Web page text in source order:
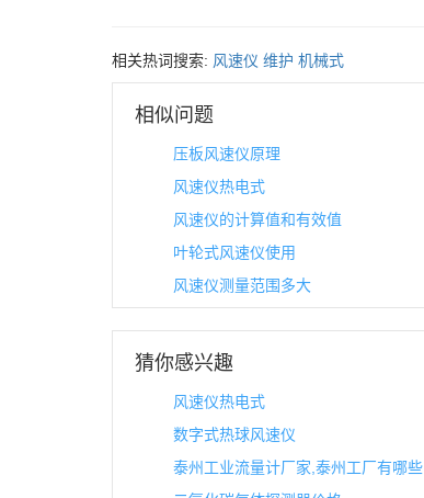
相关热词搜索: 风速仪 维护 机械式
相似问题
压板风速仪原理
风速仪热电式
风速仪的计算值和有效值
叶轮式风速仪使用
风速仪测量范围多大
猜你感兴趣
风速仪热电式
数字式热球风速仪
泰州工业流量计厂家,泰州工厂有哪些